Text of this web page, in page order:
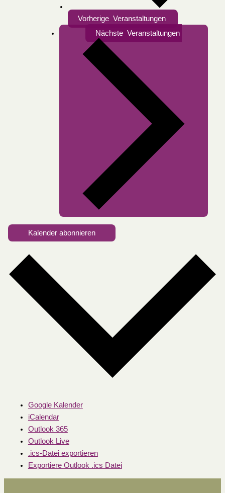
Vorherige Veranstaltungen
Nächste Veranstaltungen
Kalender abonnieren
Google Kalender
iCalendar
Outlook 365
Outlook Live
.ics-Datei exportieren
Exportiere Outlook .ics Datei